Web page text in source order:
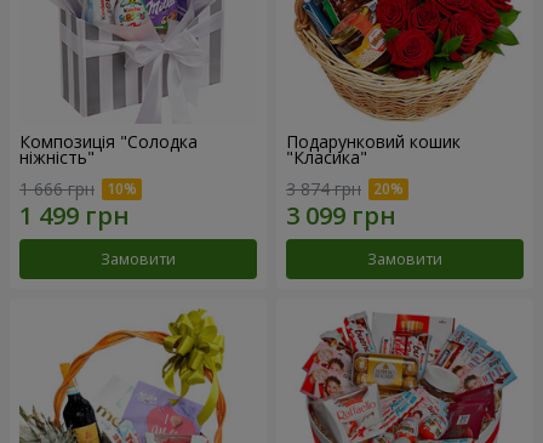
Композиція "Солодка
ніжність"
1 666 грн
Замовити
Подарунковий кошик
"Класика"
3 874 грн
Замовити